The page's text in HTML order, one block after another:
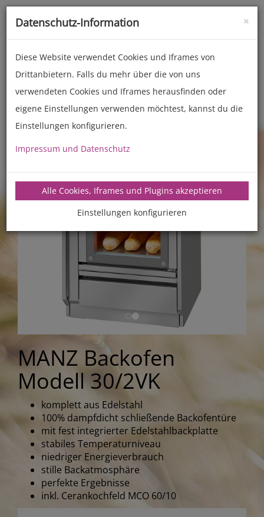
Toggle
Previous Next
MANZ Backofen
Modell 30/2VK
komplett aus Edelstahl
100% dampfdicht schließende Backofentüre
mit fest integrierter Edelstahlbackplatte
stabiles Temperaturniveau
niedriger Energieverbrauch
stille Backatmosphäre
perfekte Ergebnisse
inkl. Cerankochfeld MCO 60/10
×
Datenschutz-Information
Diese Website verwendet Cookies und Iframes von
Drittanbietern. Falls du mehr über die von uns
verwendeten Cookies und Iframes herausfinden oder
eigene Einstellungen verwenden möchtest, kannst du die
Einstellungen konfigurieren.
Impressum und Datenschutz
Alle Cookies, Iframes und Plugins akzeptieren
Einstellungen konfigurieren